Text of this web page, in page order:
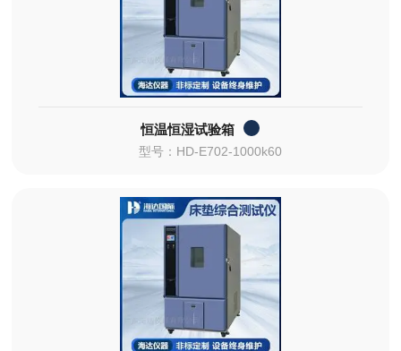
恒温恒湿试验箱
型号：HD-E702-1000k60